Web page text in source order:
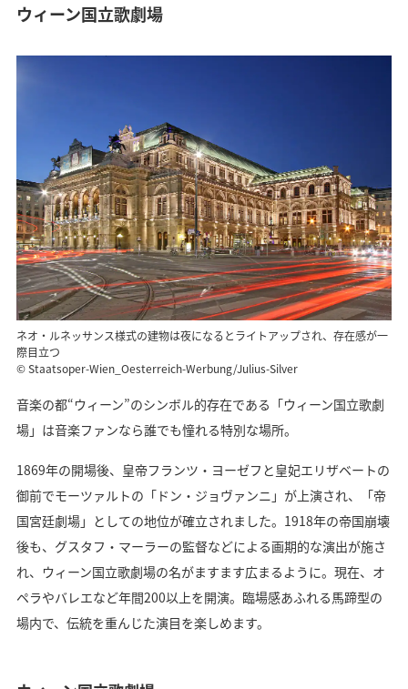
ウィーン国立歌劇場
ネオ・ルネッサンス様式の建物は夜になるとライトアップされ、存在感が一
際目立つ
© Staatsoper-Wien_Oesterreich-Werbung/Julius-Silver
音楽の都“ウィーン”のシンボル的存在である「ウィーン国立歌劇
場」は音楽ファンなら誰でも憧れる特別な場所。
1869年の開場後、皇帝フランツ・ヨーゼフと皇妃エリザベートの
御前でモーツァルトの「ドン・ジョヴァンニ」が上演され、「帝
国宮廷劇場」としての地位が確立されました。1918年の帝国崩壊
後も、グスタフ・マーラーの監督などによる画期的な演出が施さ
れ、ウィーン国立歌劇場の名がますます広まるように。現在、オ
ペラやバレエなど年間200以上を開演。臨場感あふれる馬蹄型の
場内で、伝統を重んじた演目を楽しめます。